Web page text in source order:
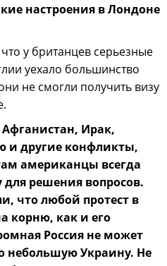
настроения в Лондоне
у британцев серьезные
уехало большинство
не смогли получить визу
Ирак,
и другие конфликты,
американцы всегда
решения вопросов.
что любой протест в
корню, как и его
Россия не может
небольшую Украину. Не